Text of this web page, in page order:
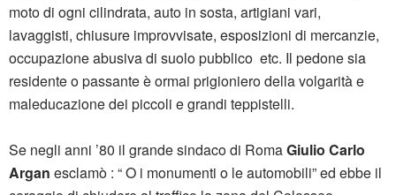
moto di ogni cilindrata, auto in sosta, artigiani vari,
lavaggisti, chiusure improvvisate, esposizioni di mercanzie,
occupazione abusiva di suolo pubblico etc. Il pedone sia
residente o passante è ormai prigioniero della volgarità e
maleducazione dei piccoli e grandi teppistelli.
Se negli anni ’80 il grande sindaco di RomaGiulio Carlo
Argan esclamò : “ O i monumenti o le automobili” ed ebbe il